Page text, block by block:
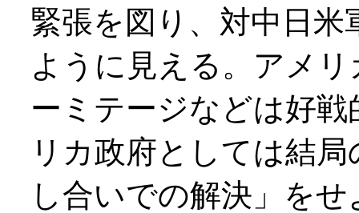
緊張を図り、対中日
ように見える。アメ
ーミテージなどは好
リカ政府としては結
し合いでの解決」を